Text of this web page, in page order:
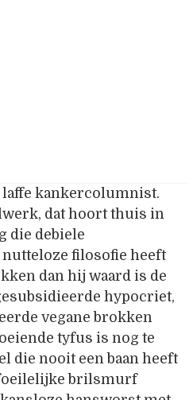
laffe kankercolumnist.
dat hoort thuis in
die debiele
nutteloze filosofie heeft
dan hij waard is de
hypocriet,
vegane brokken
tyfus is nog te
die nooit een baan heeft
brilsmurf